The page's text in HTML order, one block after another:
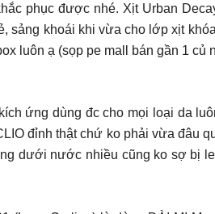
phục được nhé. Xịt Urban
sảng khoái khi vừa cho lớp xịt
luôn ạ (sọp pe mall bán gần 1 củ
ứng dùng đc cho mọi loại da
đỉnh thật chứ ko phải vừa đâu
dưới nước nhiều cũng ko sợ bị